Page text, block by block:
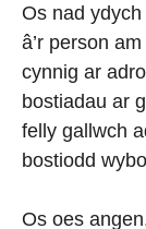
Os nad ydych
â’r person
cynnig ar
bostiadau ar
felly gallwch
bostiodd
Os oes